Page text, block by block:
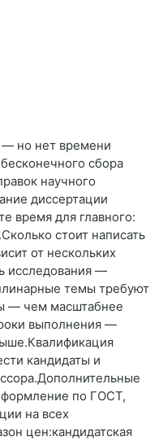
— но нет времени
сбора
научного
диссертации
время для главного:
стоит написать
от нескольких
исследования —
темы требуют
— чем масштабнее
выполнения —
кандидаты и
по ГОСТ,
на всех
цен:кандидатская